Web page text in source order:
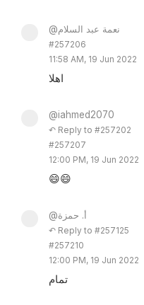
@نعمة عبد السلام
#257206
11:58 AM, 19 Jun 2022
اهلا
@iahmed2070
↶ Reply to #257202
#257207
12:00 PM, 19 Jun 2022
😄😄
@أ. حمزة
↶ Reply to #257125
#257210
12:00 PM, 19 Jun 2022
تمام